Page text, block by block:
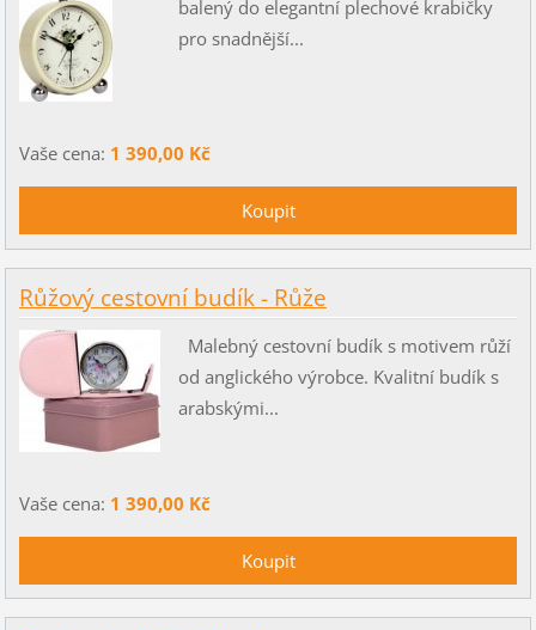
balený do elegantní plechové krabičky
pro snadnější...
Vaše cena: 1 390,00 Kč
Růžový cestovní budík - Růže
Malebný cestovní budík s motivem růží
od anglického výrobce. Kvalitní budík s
arabskými...
Vaše cena: 1 390,00 Kč